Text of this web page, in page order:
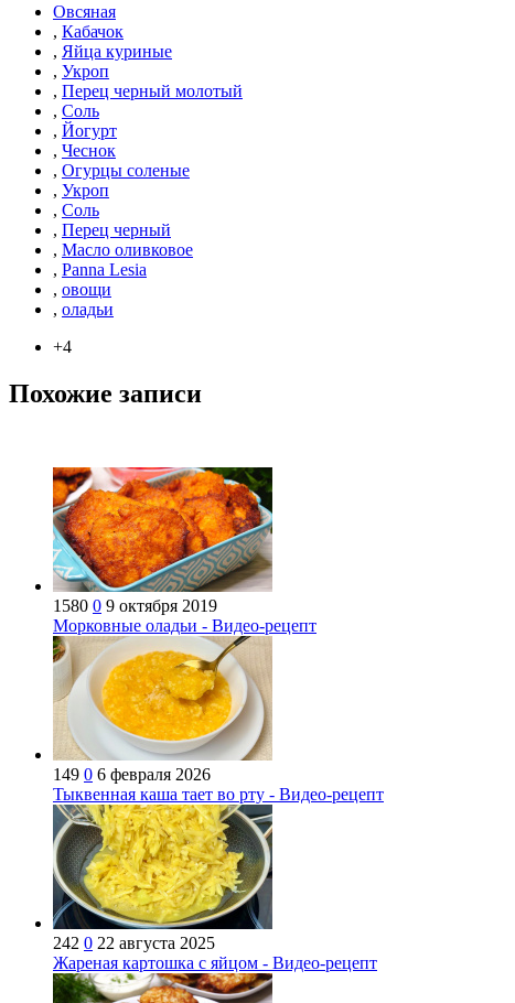
Овсяная
, Кабачок
, Яйца куриные
, Укроп
, Перец черный молотый
, Соль
, Йогурт
, Чеснок
, Огурцы соленые
, Укроп
, Соль
, Перец черный
, Масло оливковое
, Panna Lesia
, овощи
, оладьи
+4
Похожие записи
1580 0 9 октября 2019
Морковные оладьи - Видео-рецепт
149 0 6 февраля 2026
Тыквенная каша тает во рту - Видео-рецепт
242 0 22 августа 2025
Жареная картошка с яйцом - Видео-рецепт